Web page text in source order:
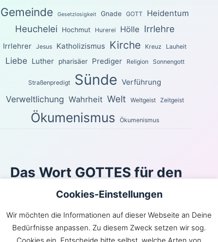
Gemeinde Gesetzlosigkeit Gnade GOTT Heidentum
Heuchelei Hochmut Hurerei Hölle Irrlehre
Irrlehrer Jesus Katholizismus Kirche Kreuz Lauheit
Liebe Luther pharisäer Prediger Religion Sonnengott
Straßenpredigt Sünde Verführung
Verweltlichung Wahrheit Welt Weltgeist Zeitgeist
Ökumenismus Ökumenismus
Das Wort GOTTES für den
heutigen Tag
Wie du den Weg des Windes nicht kennst und nicht die
Gebeine im Leib der Schwangeren, so kennst du das
Werk Gottes nicht, der alles wirkt.
Cookies-Einstellungen
Wir möchten die Informationen auf dieser Webseite an Deine
Bedürfnisse anpassen. Zu diesem Zweck setzen wir sog.